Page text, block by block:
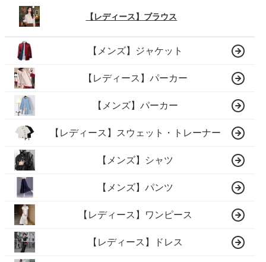
【レディース】ブラウス
【メンズ】ジャケット
【レディース】パーカー
【メンズ】パーカー
【レディース】スウェット・トレーナー
【メンズ】シャツ
【メンズ】パンツ
【レディース】ワンピース
【レディース】ドレス